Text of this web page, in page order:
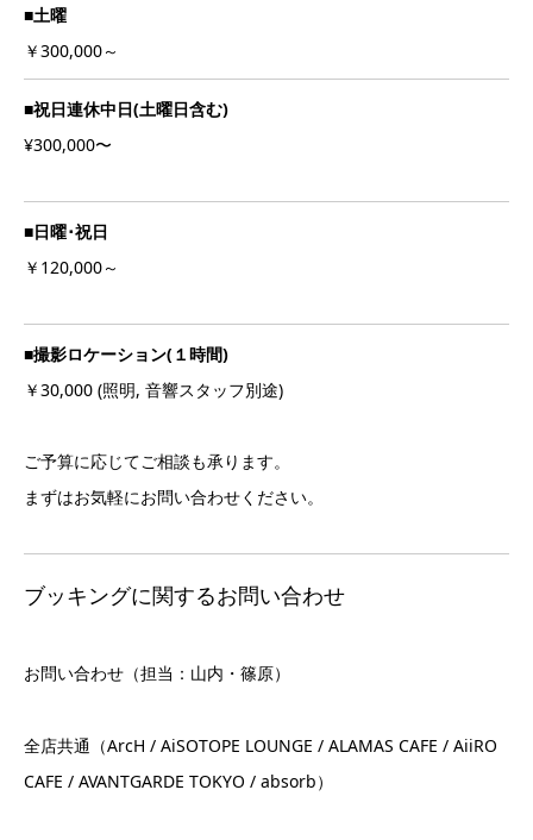
■土曜
￥300,000～
■祝日連休中日(土曜日含む)
¥300,000〜
■日曜･祝日
￥120,000～
■撮影ロケーション(１時間)
￥30,000 (照明, 音響スタッフ別途)
ご予算に応じてご相談も承ります。
まずはお気軽にお問い合わせください。
ブッキングに関するお問い合わせ
お問い合わせ（担当：山内・篠原）
全店共通（ArcH / AiSOTOPE LOUNGE / ALAMAS CAFE / AiiRO
CAFE / AVANTGARDE TOKYO / absorb）